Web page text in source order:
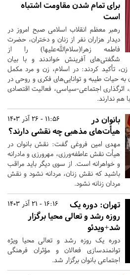
برای تمام شدن مقاومت اشتباه
است
رهبر معظم انقلاب اسلامی صبح امروز در
دیدار هزاران نفر از زنان و دختران، حضرت
فاطمه زهرا(سلام‌الله‌علیها) را از
شگفتی‌های آفرینش خواندند و با بیان
تأکید کردند: در اسلام، زن و مرد مکمل
به حیات طیبه و توانایی‌های فکری و روحی در
اجتماعی-سیاسی، فعالیت اقتصادی
هم ندارند.
11:56 - 26 آذر 1403
بانوان در
هیأت‌های مذهبی چه نقشی دارند؟
مهدی امین فروغی گفت: نقش بانوان در
هیأت نقش عاطفه‌ورزی، مهرورزی و مادرانه
و خواهرانه است. از سوی دیگر باید مراقب
باشید که نقش زنان، مردانه نشود و نقش
مردان زنانه نشود.
16:16 - 21 آذر 1403 تهران: دوره یک
روزه رشد و تعالی محیا برگزار
شد+ویدئو
دوره یک روزه رشد و تعالی محیا ویژه
توانمندسازی فعالان و مؤثران فرهنگی
اجتماعی بانوان برگزار شد.